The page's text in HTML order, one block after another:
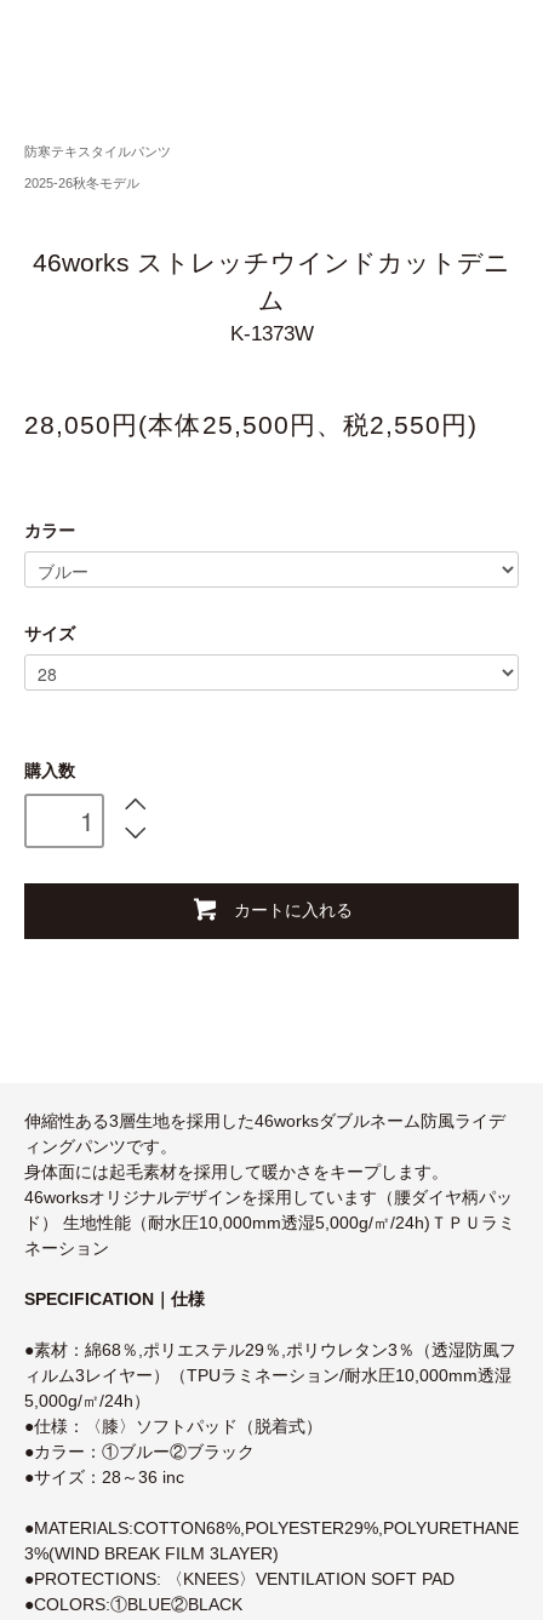
防寒テキスタイルパンツ
2025-26秋冬モデル
46works ストレッチウインドカットデニ
ム
K-1373W
28,050円(本体25,500円、税2,550円)
カラー
サイズ
購入数
カートに入れる
伸縮性ある3層生地を採用した46worksダブルネーム防風ライデ
ィングパンツです。
身体面には起毛素材を採用して暖かさをキープします。
46worksオリジナルデザインを採用しています（腰ダイヤ柄パッ
ド） 生地性能（耐水圧10,000mm透湿5,000g/㎡/24h)ＴＰＵラミ
ネーション
SPECIFICATION｜仕様
●素材：綿68％,ポリエステル29％,ポリウレタン3％（透湿防風フ
ィルム3レイヤー）（TPUラミネーション/耐水圧10,000mm透湿
5,000g/㎡/24h）
●仕様：〈膝〉ソフトパッド（脱着式）
●カラー：①ブルー②ブラック
●サイズ：28～36 inc
●MATERIALS:COTTON68%,POLYESTER29%,POLYURETHANE
3%(WIND BREAK FILM 3LAYER)
●PROTECTIONS: 〈KNEES〉VENTILATION SOFT PAD
●COLORS:①BLUE②BLACK